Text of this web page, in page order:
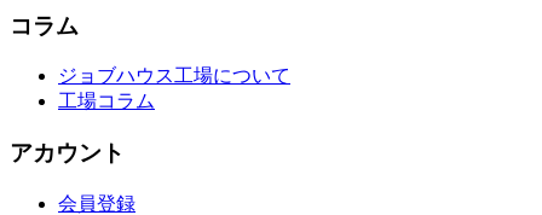
コラム
ジョブハウス工場について
工場コラム
アカウント
会員登録